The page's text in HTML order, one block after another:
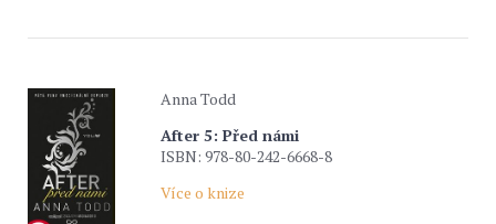
Anna Todd
After 5: Před námi
ISBN: 978-80-242-6668-8
Více o knize